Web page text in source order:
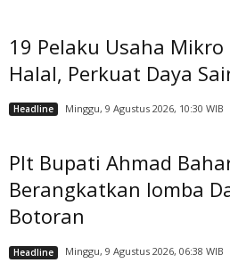
19 Pelaku Usaha
Halal, Perkuat Daya
Headline Minggu, 9 Agustus 2026, 10:30 WIB
Plt Bupati Ahmad
Berangkatkan lomba
Botoran
Headline Minggu, 9 Agustus 2026, 06:38 WIB